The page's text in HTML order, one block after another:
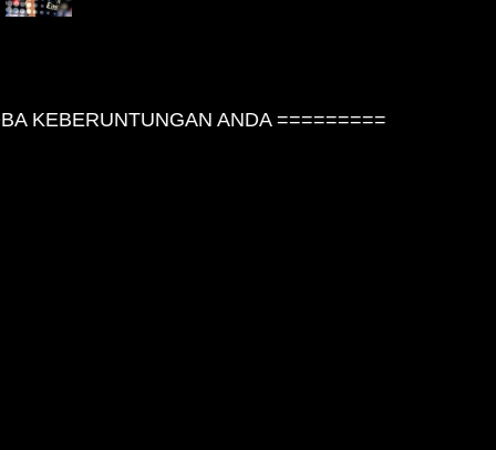
KEBERUNTUNGAN ANDA =========